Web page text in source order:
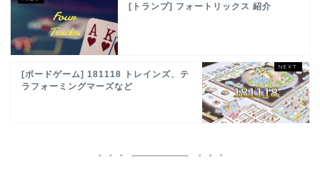
[トランプ] フォートリックス 紹介
[ボードゲーム] 181118 トレインズ、テ
ラフォーミングマーズなど